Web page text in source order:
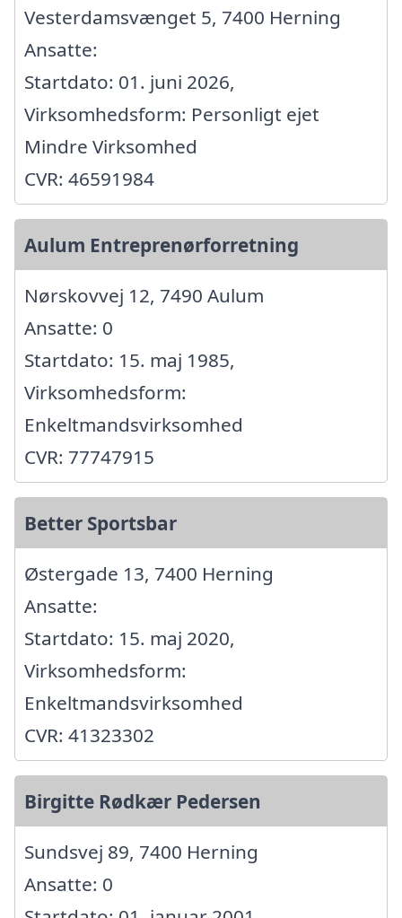
Vesterdamsvænget 5, 7400 Herning
Ansatte:
Startdato: 01. juni 2026,
Virksomhedsform: Personligt ejet
Mindre Virksomhed
CVR: 46591984
Aulum Entreprenørforretning
Nørskovvej 12, 7490 Aulum
Ansatte: 0
Startdato: 15. maj 1985,
Virksomhedsform:
Enkeltmandsvirksomhed
CVR: 77747915
Better Sportsbar
Østergade 13, 7400 Herning
Ansatte:
Startdato: 15. maj 2020,
Virksomhedsform:
Enkeltmandsvirksomhed
CVR: 41323302
Birgitte Rødkær Pedersen
Sundsvej 89, 7400 Herning
Ansatte: 0